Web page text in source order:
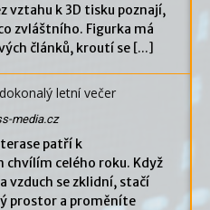
vztahu k 3D tisku poznají,
zvláštního. Figurka má
článků, kroutí se [...]
letní večer
media.cz
patří k
chvílím celého roku. Když
vzduch se zklidní, stačí
prostor a proměníte